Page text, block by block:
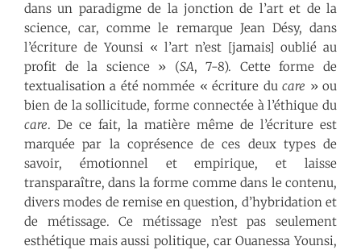
dans un paradigme de la jonction de l’art et de la
science, car, comme le remarque Jean Désy, dans
l’écriture de Younsi « l’art n’est [jamais] oublié au
profit de la science » (SA, 7-8). Cette forme de
textualisation a été nommée « écriture ducare » ou
bien de la sollicitude, forme connectée à l’éthique du
care. De ce fait, la matière même de l’écriture est
marquée par la coprésence de ces deux types de
savoir, émotionnel et empirique, et laisse
transparaître, dans la forme comme dans le contenu,
divers modes de remise en question, d’hybridation et
de métissage. Ce métissage n’est pas seulement
esthétique mais aussi politique, car Ouanessa Younsi,